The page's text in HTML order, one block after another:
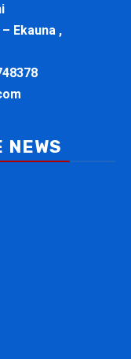
Ekauna ,
NEWS